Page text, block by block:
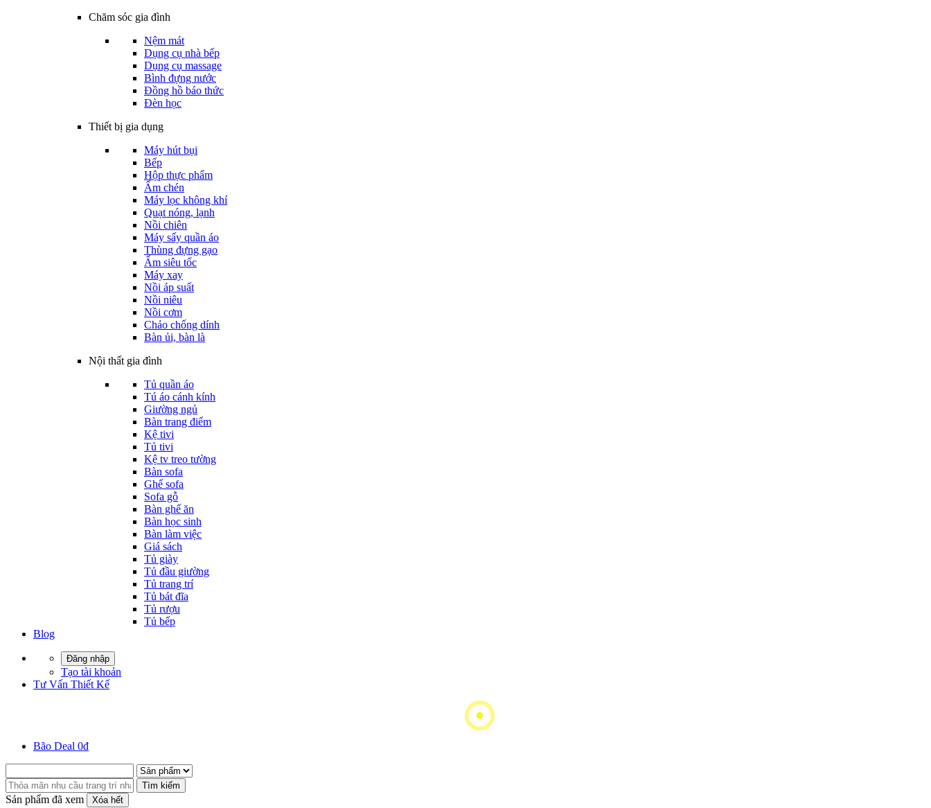
Chăm sóc gia đình
Nệm mát
Dụng cụ nhà bếp
Dụng cụ massage
Bình đựng nước
Đồng hồ báo thức
Đèn học
Thiết bị gia dụng
Máy hút bụi
Bếp
Hộp thực phẩm
Ấm chén
Máy lọc không khí
Quạt nóng, lạnh
Nồi chiên
Máy sấy quần áo
Thùng đựng gạo
Ấm siêu tốc
Máy xay
Nồi áp suất
Nồi niêu
Nồi cơm
Chảo chống dính
Bàn ủi, bàn là
Nội thất gia đình
Tủ quần áo
Tú áo cánh kính
Giường ngủ
Bàn trang điểm
Kệ tivi
Tủ tivi
Kệ tv treo tường
Bàn sofa
Ghế sofa
Sofa gỗ
Bàn ghế ăn
Bàn học sinh
Bàn làm việc
Giá sách
Tủ giày
Tủ đầu giường
Tủ trang trí
Tủ bát đĩa
Tủ rượu
Tủ bếp
Blog
Đăng nhập
Tạo tài khoản
Tư Vấn Thiết Kế
Bão Deal 0đ
Tìm kiếm
Sản phẩm đã xem Xóa hết